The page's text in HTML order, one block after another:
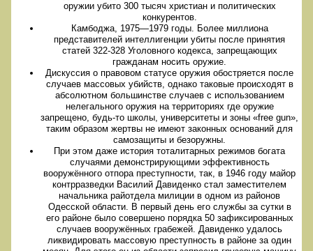
оружии убито 300 тысяч христиан и политических
конкурентов.
Камбоджа, 1975—1979 годы. Более миллиона
представителей интеллигенции убиты после принятия
статей 322-328 Уголовного кодекса, запрещающих
гражданам носить оружие.
Дискуссия о правовом статусе оружия обостряется после
случаев массовых убийств, однако таковые происходят в
абсолютном большинстве случаев с использованием
нелегального оружия на территориях где оружие
запрещено, будь-то школы, университеты и зоны «free gun»,
таким образом жертвы не имеют законных оснований для
самозащиты и безоружны.
При этом даже история тоталитарных режимов богата
случаями демонстрирующими эффективность
вооружённого отпора преступности, так, в 1946 году майор
контрразведки Василий Давиденко стал заместителем
начальника райотдела милиции в одном из районов
Одесской области. В первый день его службы за сутки в
его районе было совершено порядка 50 зафиксированных
случаев вооружённых грабежей. Давиденко удалось
ликвидировать массовую преступность в районе за один